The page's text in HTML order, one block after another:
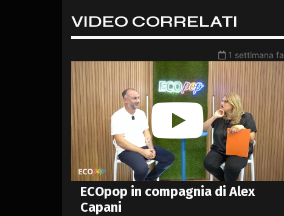
VIDEO CORRELATI
1 settimana fa
ECOpop in compagnia di Alex
Capani